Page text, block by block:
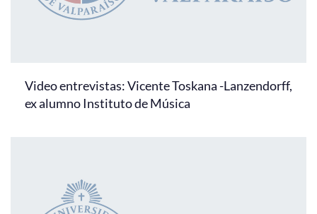
Video entrevistas: Vicente Toskana -Lanzendorff,
ex alumno Instituto de Música